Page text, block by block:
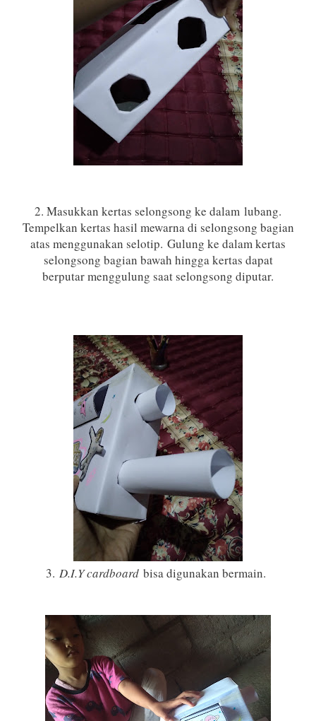
2. Masukkan kertas selongsong ke dalam lubang.
Tempelkan kertas hasil mewarna di selongsong bagian
atas menggunakan selotip. Gulung ke dalam kertas
selongsong bagian bawah hingga kertas dapat
berputar menggulung saat selongsong diputar.
3. D.I.Y cardboard bisa digunakan bermain.